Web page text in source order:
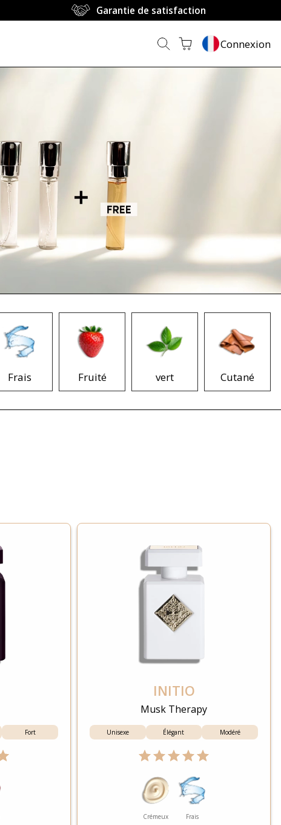
Garantie de satisfaction
Connexion
Frais Fruité vert Cutané
Fort
INITIO
Musk Therapy
Unisexe Élégant Modéré
Crémeux Frais